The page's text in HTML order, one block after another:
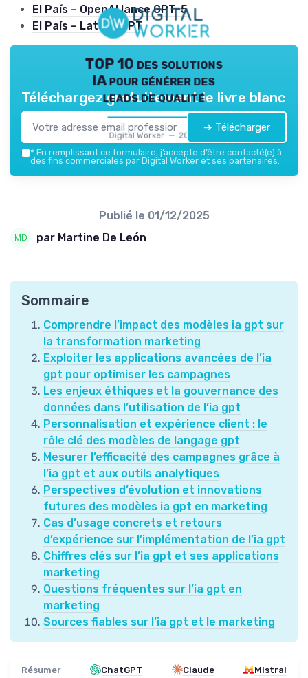
El País – OpenAI lance GPT-5
El País – Latam-GPT
TOP 10 des solutions
IA pour générer des
leads de qualité
Digital Worker — 2026
Téléchargez gratuitement le livre blanc
➔ Télécharger
* En remplissant ce formulaire, j’accepte d’être contacté(e) à
des fins commerciales par Digital Worker et ses partenaires.
Publié le 01/12/2025
par Martine De León
Sommaire
Comprendre l’impact des modèles ia gpt sur
la transformation marketing
Exploiter les applications avancées de l’ia
gpt pour optimiser les campagnes
Les enjeux éthiques et la gouvernance des
données dans l’utilisation de l’ia gpt
Personnalisation et expérience client : le
rôle clé des modèles de langage gpt
Mesurer l’efficacité des campagnes grâce à
l’ia gpt et aux outils analytiques
Perspectives d’évolution et innovations
futures des modèles ia gpt en marketing
Cas d’usage concrets et retours
d’expérience sur l’implémentation de l’ia gpt
Chiffres clés sur l’ia gpt et ses applications
marketing
Questions fréquentes sur l’ia gpt en
marketing
Sources fiables sur l’ia gpt et le marketing
Résumer ChatGPT Claude Mistral